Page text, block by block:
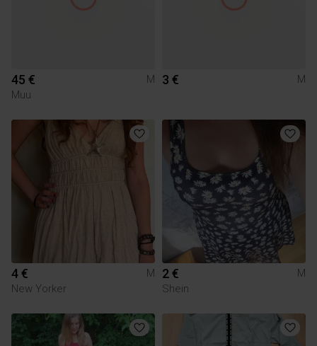
45 €
M
Muu
3 € M
4 €
M
New Yorker
2 €
M
Shein